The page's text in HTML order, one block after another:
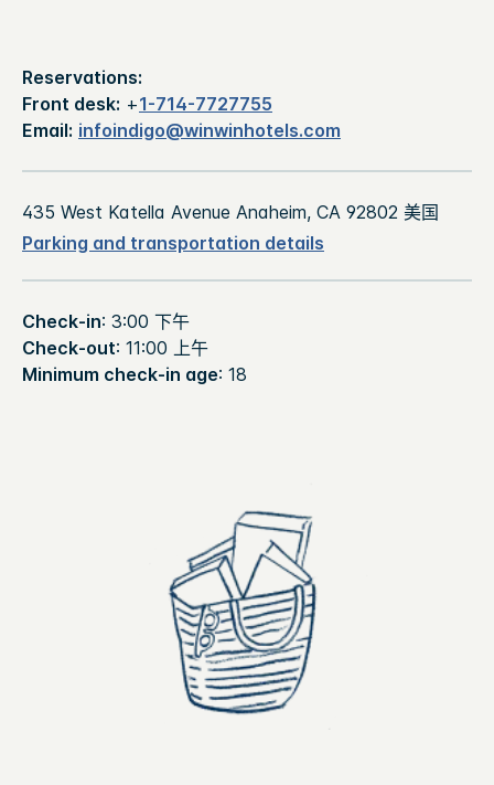
Reservations:
Front desk: +1-714-7727755
Email: infoindigo@winwinhotels.com
435 West Katella Avenue Anaheim, CA 92802 美国
Parking and transportation details
Check-in: 3:00 下午
Check-out: 11:00 上午
Minimum check-in age: 18